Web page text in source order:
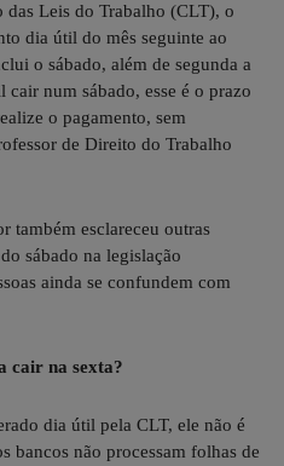
Leis do Trabalho (CLT), o
dia útil do mês seguinte ao
o sábado, além de segunda a
num sábado, esse é o prazo
o pagamento, sem
de Direito do Trabalho
também esclareceu outras
sábado na legislação
ainda se confundem com
cair na sexta?
dia útil pela CLT, ele não é
bancos não processam folhas de